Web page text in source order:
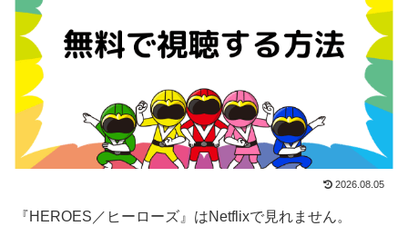
2026.08.05
『HEROES／ヒーローズ』はNetflixで見れません。